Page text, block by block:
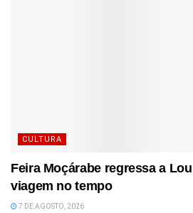
CULTURA
Feira Moçárabe regressa a
viagem no tempo
7 DE AGOSTO, 2026